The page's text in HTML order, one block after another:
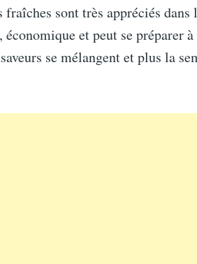
sont très appréciés dans
et peut se préparer à
se mélangent et plus la